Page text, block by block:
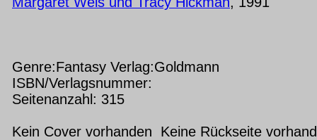
Genre:Fantasy Verlag:Goldmann
ISBN/Verlagsnummer:
Seitenanzahl: 315
Kein Cover vorhanden Keine Rückseite